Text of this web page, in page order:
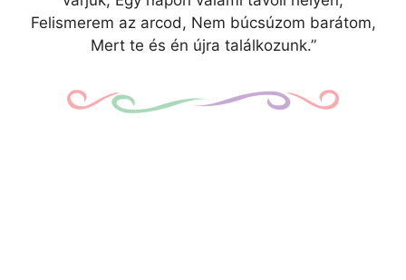
Felismerem az arcod, Nem búcsúzom barátom,
Mert te és én újra találkozunk.”